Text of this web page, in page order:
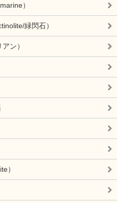
）
緑閃石）
ン）
）